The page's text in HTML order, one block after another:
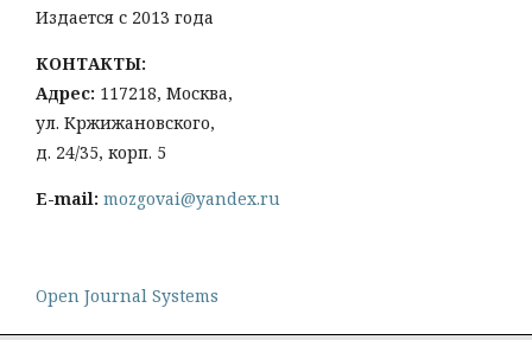
Издается с 2013 года
КОНТАКТЫ:
Адрес: 117218, Москва,
ул. Кржижановского,
д. 24/35, корп. 5
E-mail: mozgovai@yandex.ru
Open Journal Systems